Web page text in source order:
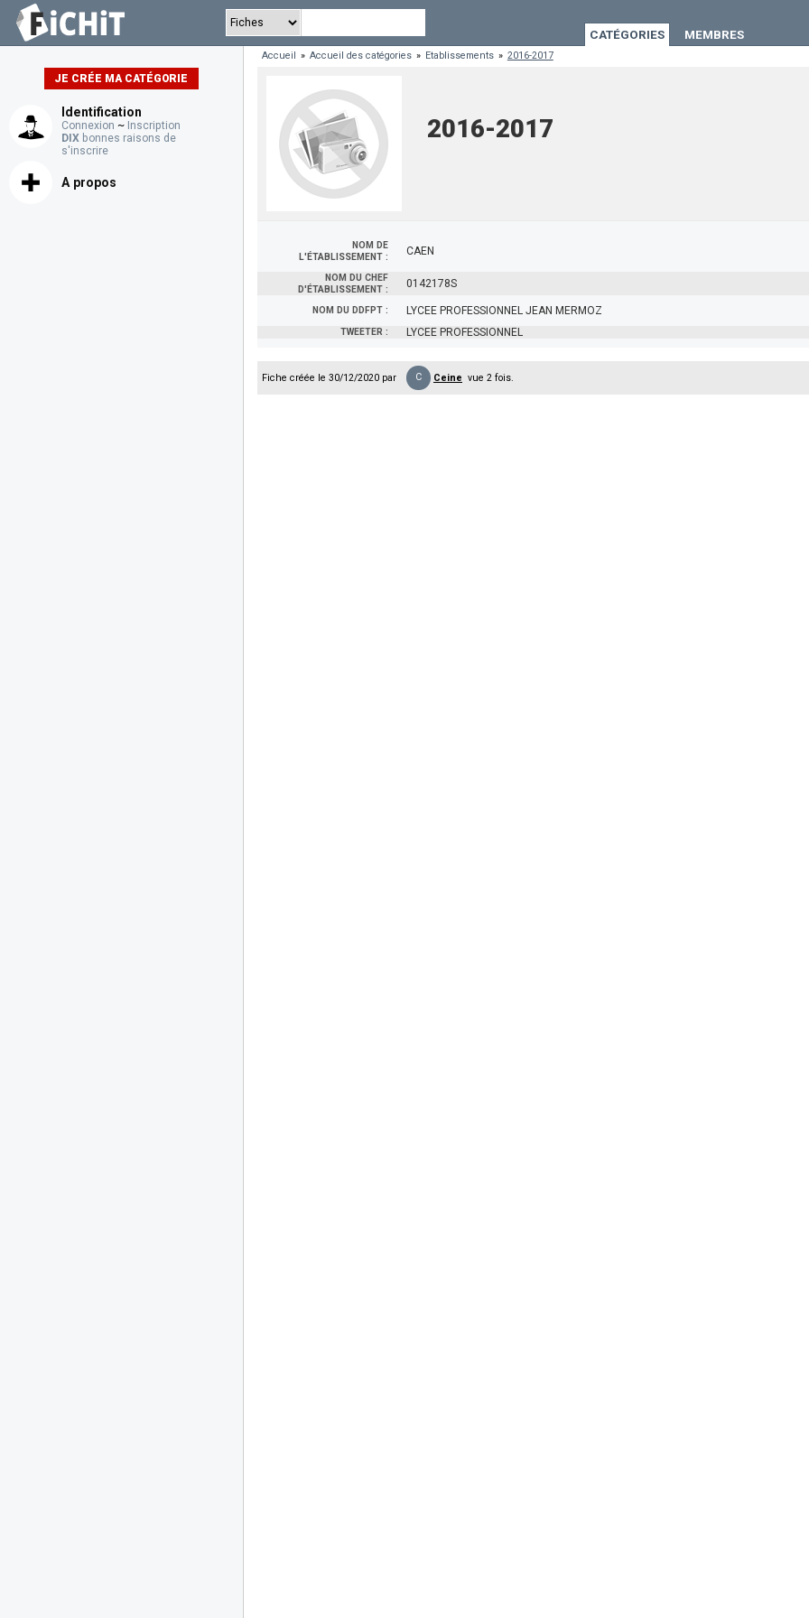
CATÉGORIES MEMBRES
JE CRÉE MA CATÉGORIE
Identification
Connexion ~ Inscription
DIX bonnes raisons de
s'inscrire
A propos
Accueil » Accueil des catégories » Etablissements » 2016-2017
2016-2017
NOM DE
L'ÉTABLISSEMENT :
CAEN
NOM DU CHEF
D'ÉTABLISSEMENT :
0142178S
NOM DU DDFPT : LYCEE PROFESSIONNEL JEAN MERMOZ
TWEETER : LYCEE PROFESSIONNEL
Fiche créée le 30/12/2020 par C Ceine vue 2 fois.